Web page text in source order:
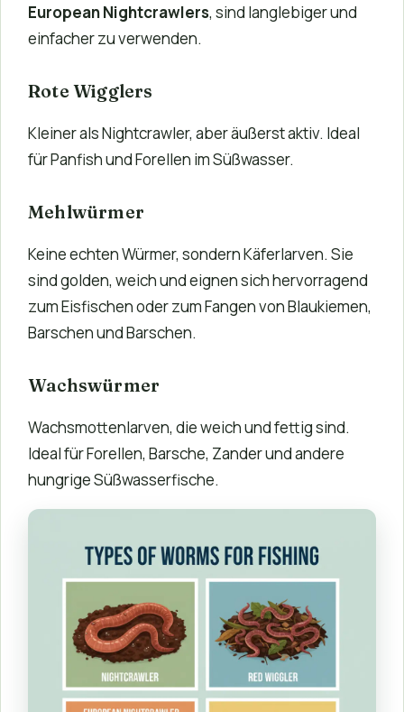
European Nightcrawlers, sind langlebiger und
einfacher zu verwenden.
Rote Wigglers
Kleiner als Nightcrawler, aber äußerst aktiv. Ideal
für Panfish und Forellen im Süßwasser.
Mehlwürmer
Keine echten Würmer, sondern Käferlarven. Sie
sind golden, weich und eignen sich hervorragend
zum Eisfischen oder zum Fangen von Blaukiemen,
Barschen und Barschen.
Wachswürmer
Wachsmottenlarven, die weich und fettig sind.
Ideal für Forellen, Barsche, Zander und andere
hungrige Süßwasserfische.